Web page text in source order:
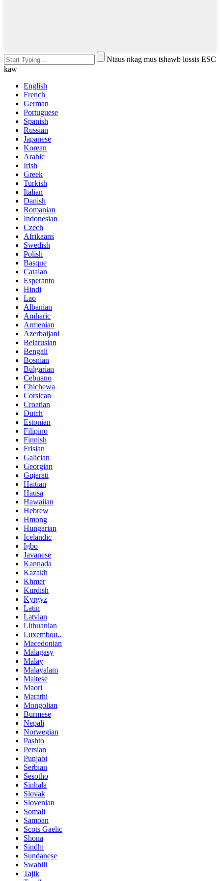
Ntaus nkag mus tshawb lossis ESC
kaw
English
French
German
Portuguese
Spanish
Russian
Japanese
Korean
Arabic
Irish
Greek
Turkish
Italian
Danish
Romanian
Indonesian
Czech
Afrikaans
Swedish
Polish
Basque
Catalan
Esperanto
Hindi
Lao
Albanian
Amharic
Armenian
Azerbaijani
Belarusian
Bengali
Bosnian
Bulgarian
Cebuano
Chichewa
Corsican
Croatian
Dutch
Estonian
Filipino
Finnish
Frisian
Galician
Georgian
Gujarati
Haitian
Hausa
Hawaiian
Hebrew
Hmong
Hungarian
Icelandic
Igbo
Javanese
Kannada
Kazakh
Khmer
Kurdish
Kyrgyz
Latin
Latvian
Lithuanian
Luxembou..
Macedonian
Malagasy
Malay
Malayalam
Maltese
Maori
Marathi
Mongolian
Burmese
Nepali
Norwegian
Pashto
Persian
Punjabi
Serbian
Sesotho
Sinhala
Slovak
Slovenian
Somali
Samoan
Scots Gaelic
Shona
Sindhi
Sundanese
Swahili
Tajik